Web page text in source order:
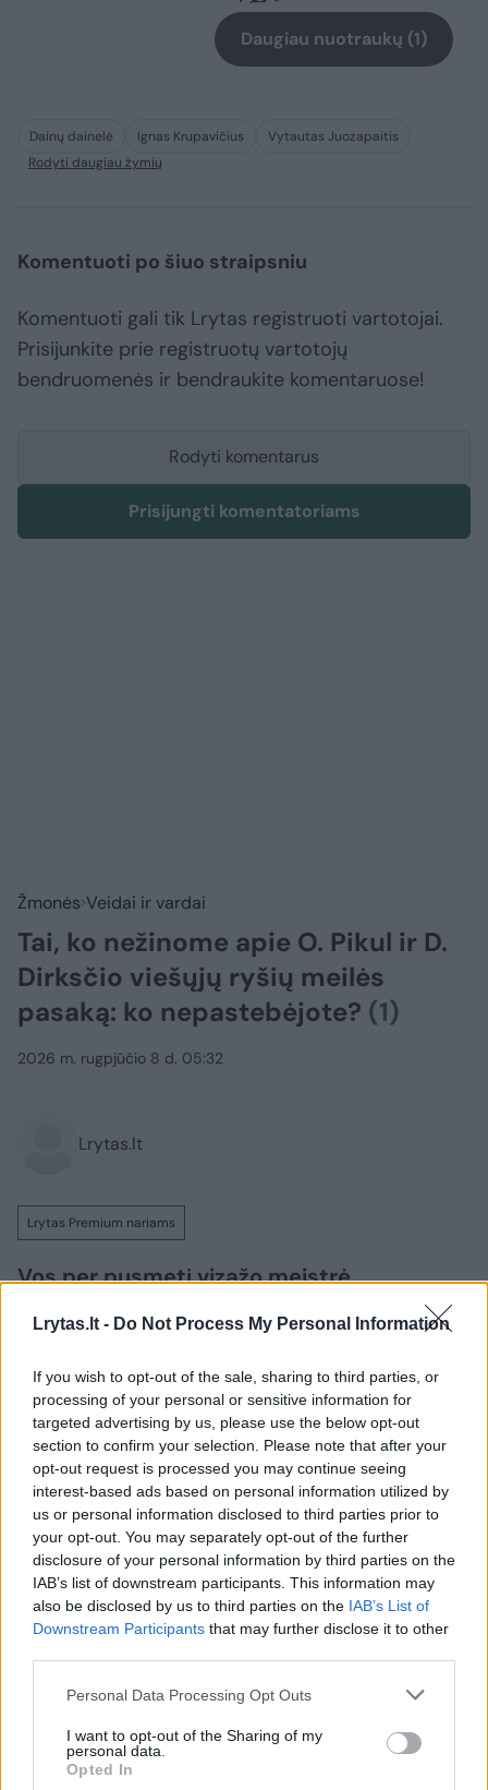
Lrytas.lt - Do Not Process My Personal Information
If you wish to opt-out of the sale, sharing to third parties, or
processing of your personal or sensitive information for
targeted advertising by us, please use the below opt-out
section to confirm your selection. Please note that after your
opt-out request is processed you may continue seeing
interest-based ads based on personal information utilized by
us or personal information disclosed to third parties prior to
your opt-out. You may separately opt-out of the further
disclosure of your personal information by third parties on the
IAB’s list of downstream participants. This information may
also be disclosed by us to third parties on the IAB’s List of
Downstream Participants that may further disclose it to other
Personal Data Processing Opt Outs
I want to opt-out of the Sharing of my
personal data.
Opted In
Daugiau nuotraukų (1)
Dainų dainelė Ignas Krupavičius
Vytautas Juozapaitis
Rodyti daugiau žymių
Komentuoti po šiuo straipsniu
Komentuoti gali tik Lrytas registruoti vartotojai.
Prisijunkite prie registruotų vartotojų
bendruomenės ir bendraukite komentaruose!
Rodyti komentarus
Prisijungti komentatoriams
Žmonės Veidai ir vardai
Tai, ko nežinome apie O. Pikul ir D.
Dirksčio viešųjų ryšių meilės
pasaką: ko nepastebėjote? (1)
2026 m. rugpjūčio 8 d. 05:32
Lrytas.lt
Lrytas Premium nariams
Vos per pusmetį vizažo meistrė,
dainininkė Oksana Pikul (42 m.) ir 18 metų
jaunesnis kovotojas Dominykas Dirkstys
tapo viena labiausiai aptarinėjamų porų
Lietuvoje. Bet ar jų santykiai buvo tikri?
Daugiau nuotraukų (39)
Pikantiškos fotosesijos, vieši meilės